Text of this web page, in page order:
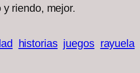
riendo, mejor.
historias juegos rayuela